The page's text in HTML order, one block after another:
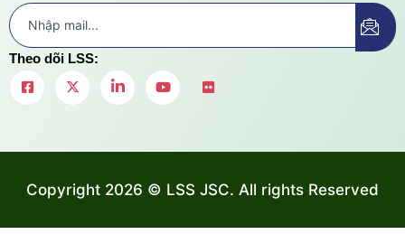
Theo dõi LSS:
Copyright 2026 © LSS JSC. All rights Reserved